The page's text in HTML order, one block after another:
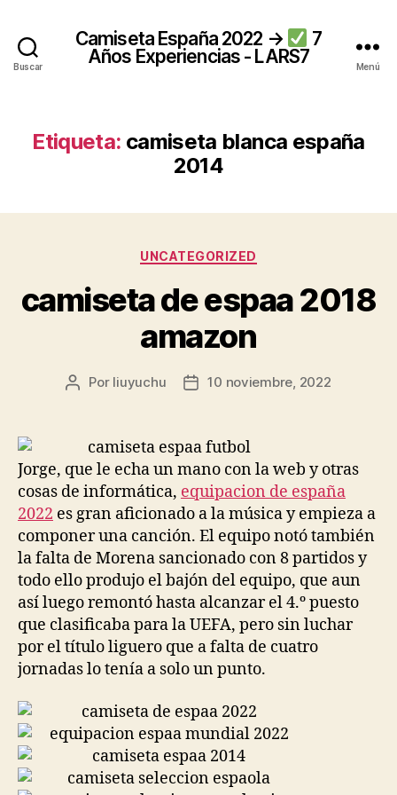
Buscar
Camiseta España 2022 →
7
Años Experiencias - LARS7
Menú
Etiqueta: camiseta blanca españa
2014
Categorías
UNCATEGORIZED
camiseta de espaa 2018
amazon
Autor
entrada
Por liuyuchu
Fecha
entrada
10 noviembre, 2022
Jorge, que le echa un mano con la web y otras
cosas de informática, equipacion de españa
2022 es gran aficionado a la música y empieza a
componer una canción. El equipo notó también
la falta de Morena sancionado con 8 partidos y
todo ello produjo el bajón del equipo, que aun
así luego remontó hasta alcanzar el 4.º puesto
que clasificaba para la UEFA, pero sin luchar
por el título liguero que a falta de cuatro
jornadas lo tenía a solo un punto.